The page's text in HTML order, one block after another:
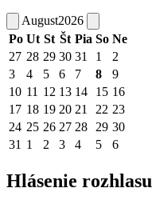
August2026
Po Ut St Št Pia So Ne
27 28 29 30 31 1
2
3
4 5 6 7 8
9
10 11 12 13 14 15 16
17 18 19 20 21 22 23
24 25 26 27 28 29 30
31 1 2 3 4 5 6
Hlásenie rozhlasu